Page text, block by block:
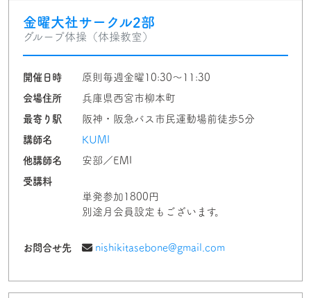
金曜大社サークル2部
グループ体操（体操教室）
開催日時
原則毎週金曜10:30～11:30
会場住所
兵庫県西宮市柳本町
最寄り駅
阪神・阪急バス市民運動場前徒歩5分
講師名
KUMI
他講師名
安部／EMI
受講料
単発参加1800円
別途月会員設定もございます。
お問合せ先 nishikitasebone@gmail.com